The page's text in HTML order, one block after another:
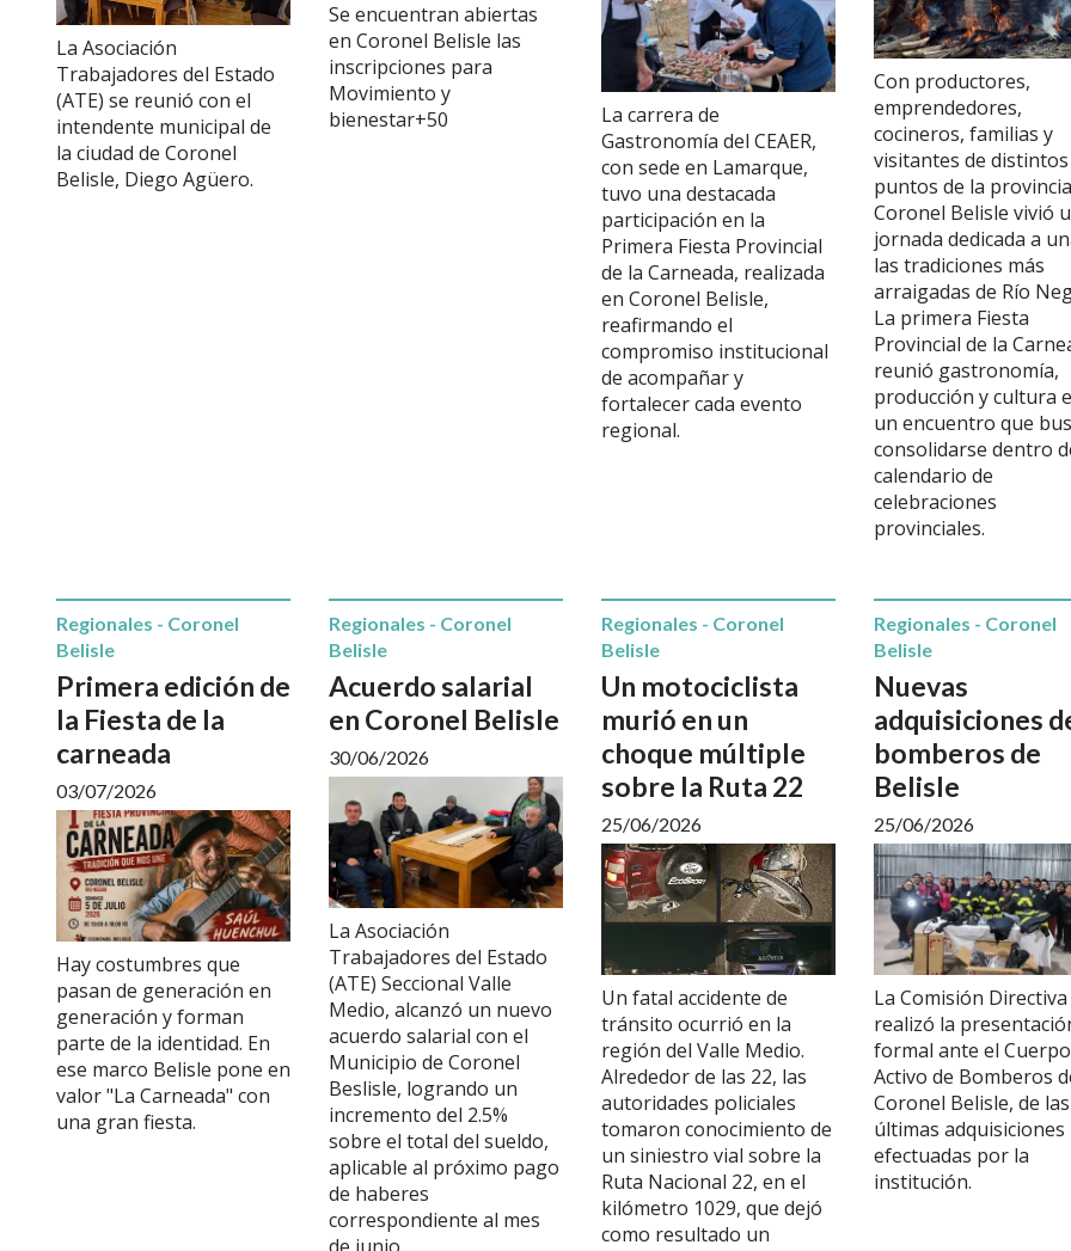
La Asociación
Trabajadores del Estado
(ATE) se reunió con el
intendente municipal de
la ciudad de Coronel
Belisle, Diego Agüero.
Se encuentran abiertas
en Coronel Belisle las
inscripciones para
Movimiento y
bienestar+50
La carrera de
Gastronomía del CEAER,
con sede en Lamarque,
tuvo una destacada
participación en la
Primera Fiesta Provincial
de la Carneada, realizada
en Coronel Belisle,
reafirmando el
compromiso institucional
de acompañar y
fortalecer cada evento
regional.
Con productores,
emprendedores,
cocineros, familias y
visitantes de distintos
puntos de la
Coronel Belisle vivió
jornada dedicada a
las tradiciones más
arraigadas de Río
La primera Fiesta
Provincial de la
reunió gastronomía,
producción y cultura
un encuentro que
consolidarse dentro
calendario de
celebraciones
provinciales.
Primera edición de
la Fiesta de la
carneada
Regionales - Coronel
Belisle
03/07/2026
Hay costumbres que
pasan de generación en
generación y forman
parte de la identidad. En
ese marco Belisle pone en
valor "La Carneada" con
una gran fiesta.
Acuerdo salarial
en Coronel Belisle
Regionales - Coronel
Belisle
30/06/2026
La Asociación
Trabajadores del Estado
(ATE) Seccional Valle
Medio, alcanzó un nuevo
acuerdo salarial con el
Municipio de Coronel
Beslisle, logrando un
incremento del 2.5%
sobre el total del sueldo,
aplicable al próximo pago
de haberes
correspondiente al mes
de junio.
Un motociclista
murió en un
choque múltiple
sobre la Ruta 22
Regionales - Coronel
Belisle
25/06/2026
Un fatal accidente de
tránsito ocurrió en la
región del Valle Medio.
Alrededor de las 22, las
autoridades policiales
tomaron conocimiento de
un siniestro vial sobre la
Ruta Nacional 22, en el
kilómetro 1029, que dejó
como resultado un
Nuevas
adquisiciones
bomberos de
Belisle
Regionales - Coronel
Belisle
25/06/2026
La Comisión Directiva
realizó la
formal ante el Cuerpo
Activo de Bomberos
Coronel Belisle, de las
últimas adquisiciones
efectuadas por la
institución.